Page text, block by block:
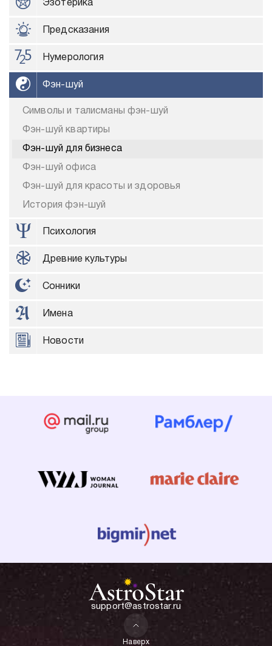
Эзотерика
Предсказания
Нумерология
Фэн-шуй
Символы и талисманы фэн-шуй
Фэн-шуй квартиры
Фэн-шуй для бизнеса
Фэн-шуй офиса
Фэн-шуй для красоты и здоровья
История фэн-шуй
Психология
Древние культуры
Сонники
Имена
Новости
support@astrostar.ru
Наверх